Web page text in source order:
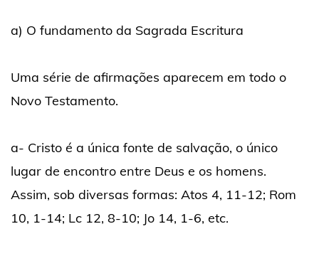
a) O fundamento da Sagrada Escritura
Uma série de afirmações aparecem em todo o
Novo Testamento.
a- Cristo é a única fonte de salvação, o único
lugar de encontro entre Deus e os homens.
Assim, sob diversas formas: Atos 4, 11-12; Rom
10, 1-14; Lc 12, 8-10; Jo 14, 1-6, etc.